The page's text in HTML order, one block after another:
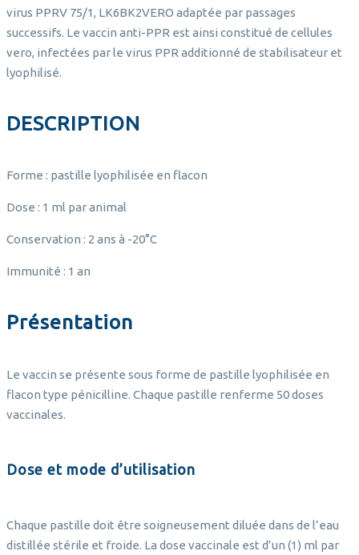
virus PPRV 75/1, LK6BK2VERO adaptée par passages
successifs. Le vaccin anti-PPR est ainsi constitué de cellules
vero, infectées par le virus PPR additionné de stabilisateur et
lyophilisé.
DESCRIPTION
Forme : pastille lyophilisée en flacon
Dose : 1 ml par animal
Conservation : 2 ans à -20°C
Immunité : 1 an
Présentation
Le vaccin se présente sous forme de pastille lyophilisée en
flacon type pénicilline. Chaque pastille renferme 50 doses
vaccinales.
Dose et mode d’utilisation
Chaque pastille doit être soigneusement diluée dans de l’eau
distillée stérile et froide. La dose vaccinale est d’un (1) ml par